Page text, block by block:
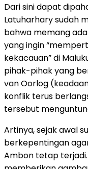
Dari sini dapat
Latuharhary sudah
bahwa memang
yang ingin
kekacauan” di
pihak-pihak yang
van Oorlog
konflik terus
tersebut
Artinya, sejak awal
berkepentingan
Ambon tetap